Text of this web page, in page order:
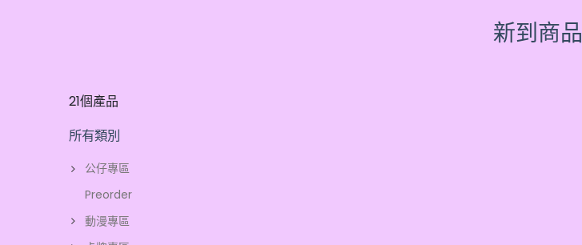
新到商品
21個產品
所有類別
公仔專區
Preorder
動漫專區